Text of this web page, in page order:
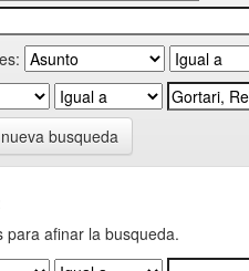
busqueda
para afinar la busqueda.